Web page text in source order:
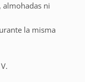
ni
la misma